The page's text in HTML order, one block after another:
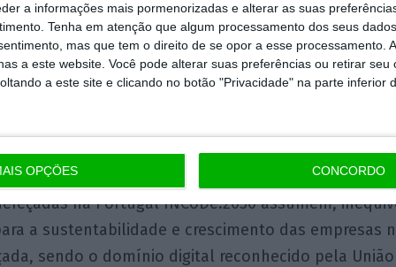
a informações mais pormenorizadas e alterar as suas
Tenha em atenção que algum processamento dos seus
mas que tem o direito de se opor a esse processamento.
a este website. Você pode alterar suas preferências ou retirar seu
a este site e clicando no botão "Privacidade" na parte inferior
OPÇÕES CONCORDO
medidas previstas no âmbito desta Iniciativa
organismos públicos e privados, tendo sido
emergentes.
na Portugal INCoDe.2030 assumem,
a sustentabilidade e crescimento das empresas
sendo o domínio digital reconhecido pela